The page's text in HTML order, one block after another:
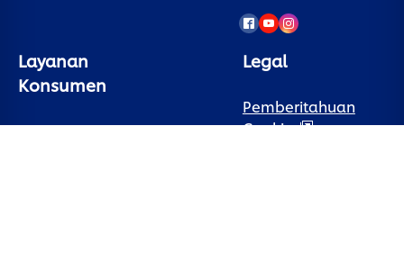
Layanan
Konsumen
Hubungi Kami
Legal
Pemberitahuan
Cookie